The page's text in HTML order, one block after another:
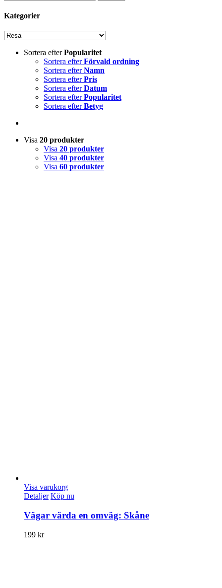
Kategorier
Sortera efterPopularitet
Sortera efterFörvald ordning
Sortera efterNamn
Sortera efterPris
Sortera efterDatum
Sortera efterPopularitet
Sortera efterBetyg
Visa 20 produkter
Visa 20 produkter
Visa 40 produkter
Visa 60 produkter
Visa varukorg
Detaljer Köp nu
Vägar värda en omväg: Skåne
199 kr